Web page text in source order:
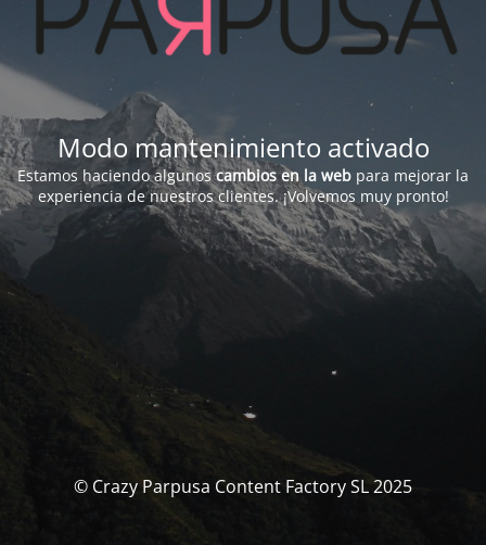
Modo mantenimiento activado
Estamos haciendo algunoscambios en la web para mejorar la
experiencia de nuestros clientes. ¡Volvemos muy pronto!
© Crazy Parpusa Content Factory SL 2025